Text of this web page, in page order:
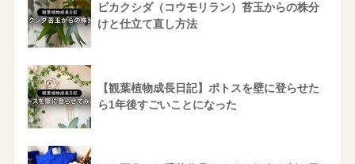
ビカクシダ（コウモリラン）苔玉からの株分
けと仕立て直し方法
【観葉植物成長日記】ポトスを壁に登らせた
ら1年後すごいことになった